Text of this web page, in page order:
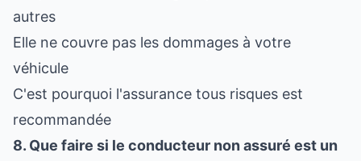
autres
Elle ne couvre pas les dommages à votre
véhicule
C'est pourquoi l'assurance tous risques est
recommandée
8. Que faire si le conducteur non assuré est un